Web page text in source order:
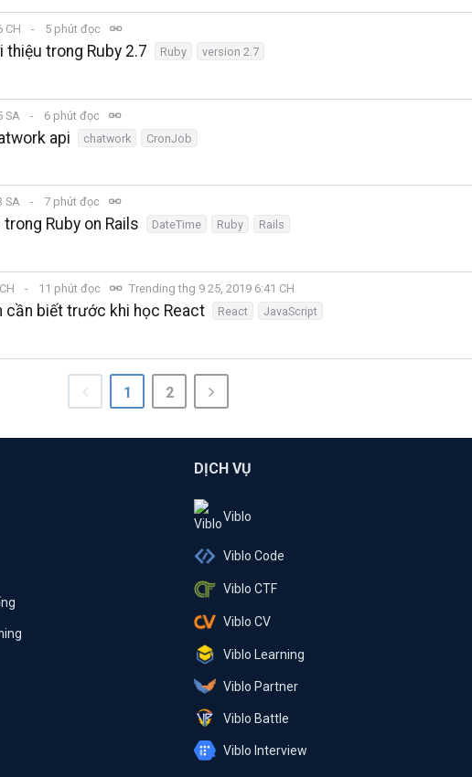
CH 5 phút đọc
trong Ruby 2.7 Ruby version 2.7
SA 6 phút đọc
api chatwork CronJob
SA 7 phút đọc
Ruby on Rails DateTime Ruby Rails
11 phút đọc Trending thg 9 25, 2019 6:41 CH
biết trước khi học React React JavaScript
1 2
DỊCH VỤ
Viblo
Viblo Code
Viblo CTF
Viblo CV
Viblo Learning
Viblo Partner
Viblo Battle
Viblo Interview